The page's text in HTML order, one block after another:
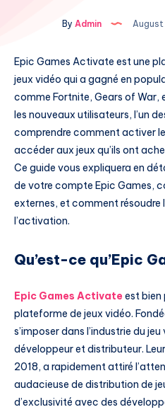
By Admin
Epic Games Activate est une
jeux vidéo qui a gagné en
comme Fortnite, Gears of War,
les nouveaux utilisateurs, l’un
comprendre comment activer
accéder aux jeux qu’ils ont
Ce guide vous expliquera en
de votre compte Epic Games,
externes, et comment résoudre
l’activation.
Qu’est-ce qu’Epic
Epic Games Activate est bien
plateforme de jeux vidéo.
s’imposer dans l’industrie du
développeur et distributeur.
2018, a rapidement attiré
audacieuse de distribution de
d’exclusivité avec des